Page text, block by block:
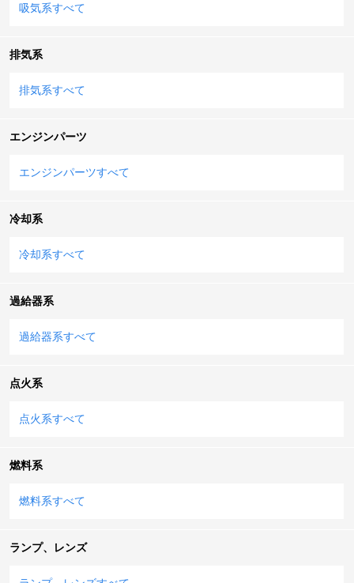
吸気系すべて
排気系
排気系すべて
エンジンパーツ
エンジンパーツすべて
冷却系
冷却系すべて
過給器系
過給器系すべて
点火系
点火系すべて
燃料系
燃料系すべて
ランプ、レンズ